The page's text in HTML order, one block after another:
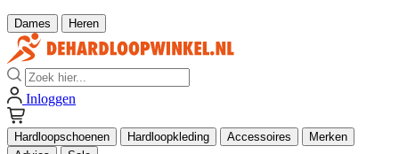
Dames Heren
Zoek
Inloggen
Hardloopschoenen Hardloopkleding Accessoires
Merken